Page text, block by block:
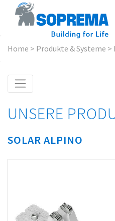
Home > Produkte & Systeme >
UNSERE
SOLAR ALPINO